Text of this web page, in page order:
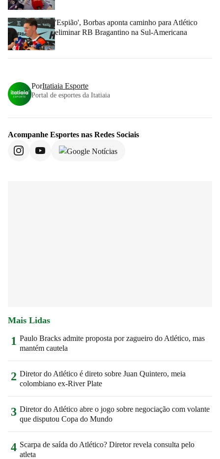
'Espião', Borbas aponta caminho para Atlético
eliminar RB Bragantino na Sul-Americana
PorItatiaia Esporte
Portal de esportes da Itatiaia
Acompanhe Esportes nas Redes Sociais
Mais Lidas
1 Paulo Bracks admite proposta por zagueiro do Atlético, mas
mantém cautela
2 Diretor do Atlético é direto sobre Juan Quintero, meia
colombiano ex-River Plate
3 Diretor do Atlético abre o jogo sobre negociação com volante
que disputou Copa do Mundo
4 Scarpa de saída do Atlético? Diretor revela consulta pelo
atleta